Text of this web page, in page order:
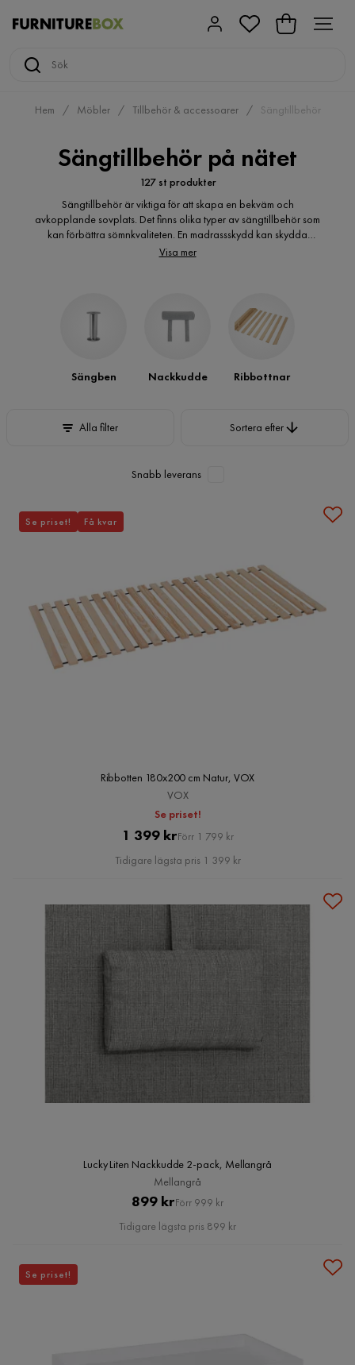
Hem Möbler Tillbehör & accessoarer Sängtillbehör
Sängtillbehör på nätet
127 st produkter
Sängtillbehör är viktiga för att skapa en bekväm och
avkopplande sovplats. Det finns olika typer av sängtillbehör som
kan förbättra sömnkvaliteten. En madrassskydd kan skydda
madrassen från fläckar och slitage. Kuddar och täcken är viktiga
passa olika preferenser och behov. Att investera i bra
sängtillbehör kan bidra till en god natts sömn och välmående.
Visa mer
Sängben Nackkudde Ribbottnar
Alla filter Sortera efter
Snabb leverans
Ribbotten 180x200 cm Natur, VOX
VOX
Se priset!
Pris
1 399 krOriginal
Pris
Förr 1 799 kr
Tidigare lägsta pris 1 399 kr
Se priset! Få kvar
Lucky Liten Nackkudde 2-pack, Mellangrå
Mellangrå
Pris
899 krOriginal
Pris
Förr 999 kr
Tidigare lägsta pris 899 kr
Se priset!